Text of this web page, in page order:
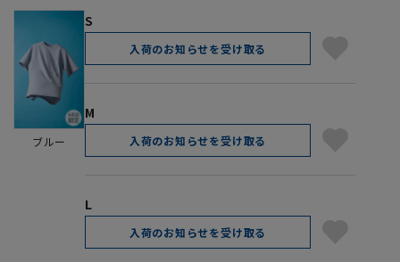
ブルー
S
入荷のお知らせを受け取る
M
入荷のお知らせを受け取る
L
入荷のお知らせを受け取る